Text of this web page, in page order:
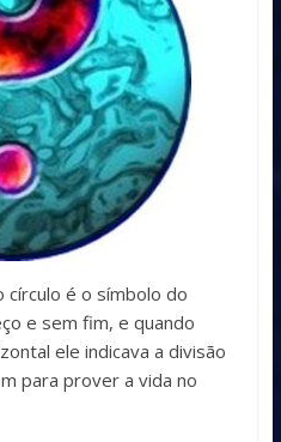
círculo é o símbolo do
e sem fim, e quando
ele indicava a divisão
para prover a vida no